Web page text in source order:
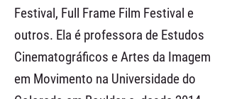
Festival, Full Frame Film Festival e
outros. Ela é professora de Estudos
Cinematográficos e Artes da Imagem
em Movimento na Universidade do